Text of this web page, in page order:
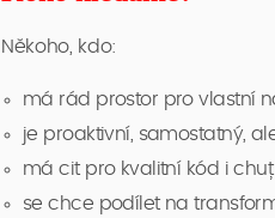
Někoho, kdo:
má rád prostor pro vlastní
je proaktivní, samostatný,
má cit pro kvalitní kód i chuť
se chce podílet na